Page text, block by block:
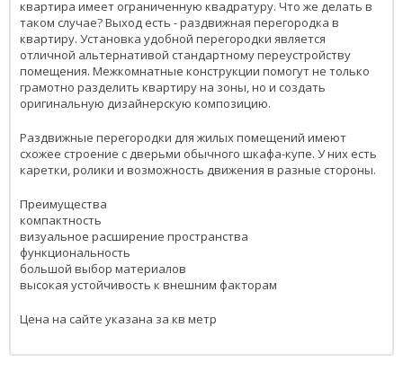
квартира имеет ограниченную квадратуру. Что же делать в
таком случае? Выход есть - раздвижная перегородка в
квартиру. Установка удобной перегородки является
отличной альтернативой стандартному переустройству
помещения. Межкомнатные конструкции помогут не только
грамотно разделить квартиру на зоны, но и создать
оригинальную дизайнерскую композицию.
Раздвижные перегородки для жилых помещений имеют
схожее строение с дверьми обычного шкафа-купе. У них есть
каретки, ролики и возможность движения в разные стороны.
Преимущества
компактность
визуальное расширение пространства
функциональность
большой выбор материалов
высокая устойчивость к внешним факторам
Цена на сайте указана за кв метр